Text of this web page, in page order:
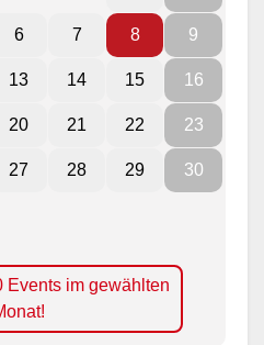
6 7 8 9
13 14 15 16
20 21 22 23
27 28 29 30
Events im gewählten